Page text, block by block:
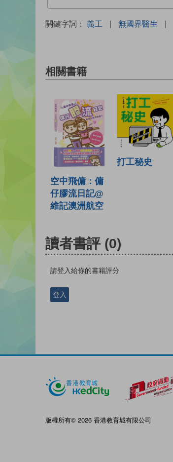
關鍵字詞： 義工 | 無國界醫生 |
相關書籍
空中飛傭：傭
仔膠流日記@
維記澳洲航空
打工秘史
讀者書評 (0)
請登入給你的書籍評分
登入
版權所有© 2026 香港教育城有限公司